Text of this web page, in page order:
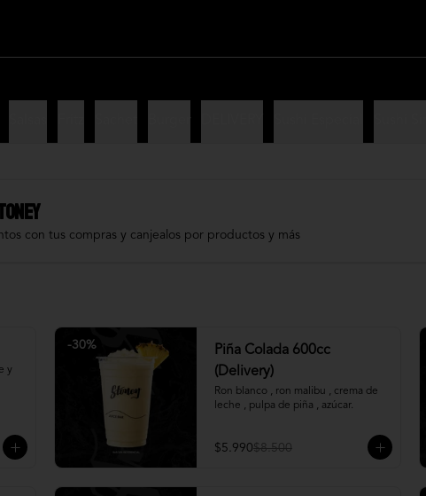
con tus compras y canjealos por productos y más
y
-30%
Piña Colada 600cc
(Delivery)
Ron blanco , ron malibu , crema de
leche , pulpa de piña , azúcar.
$5.990$8.500